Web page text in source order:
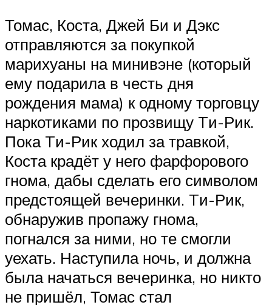
Томас, Коста, Джей Би и Дэкс
отправляются за покупкой
марихуаны на минивэне (который
ему подарила в честь дня
рождения мама) к одному торговцу
наркотиками по прозвищу Tи-Рик.
Пока Tи-Рик ходил за травкой,
Коста крадёт у него фарфорового
гнома, дабы сделать его символом
предстоящей вечеринки. Tи-Рик,
обнаружив пропажу гнома,
погнался за ними, но те смогли
уехать. Наступила ночь, и должна
была начаться вечеринка, но никто
не пришёл, Томас стал